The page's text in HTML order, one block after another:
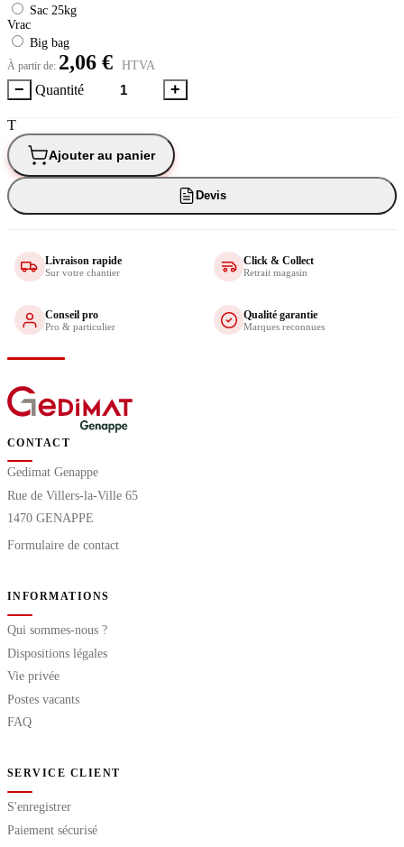
Sac 25kg
Vrac
Big bag
À partir de: 2,06 € HTVA
− Quantité +
T
Ajouter au panier
Devis
Livraison rapide
Sur votre chantier
Click & Collect
Retrait magasin
Conseil pro
Pro & particulier
Qualité garantie
Marques reconnues
CONTACT
Gedimat Genappe
Rue de Villers-la-Ville 65
1470 GENAPPE
Formulaire de contact
INFORMATIONS
Qui sommes-nous ?
Dispositions légales
Vie privée
Postes vacants
FAQ
SERVICE CLIENT
S'enregistrer
Paiement sécurisé